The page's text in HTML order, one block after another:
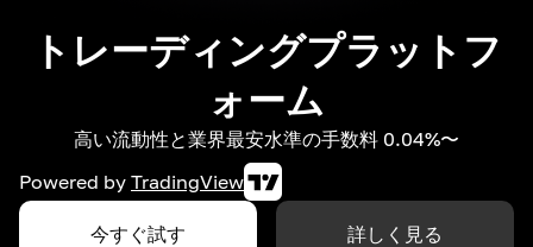
トレーディングプラットフ
ォーム
高い流動性と業界最安水準の手数料 0.04%〜
Powered by TradingView
今すぐ試す 詳しく見る